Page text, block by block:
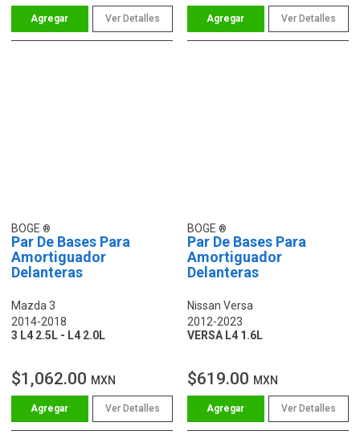
Ver Detalles Ver Detalles
BOGE
Par De Bases Para
Amortiguador
Delanteras
Mazda 3
2014-2018
3 L4 2.5L - L4 2.0L
$1,062.00 MXN
Ver Detalles
BOGE
Par De Bases Para
Amortiguador
Delanteras
Nissan Versa
2012-2023
VERSA L4 1.6L
$619.00 MXN
Ver Detalles